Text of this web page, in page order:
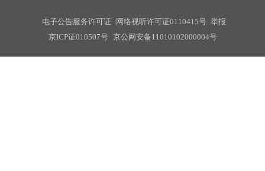
电子公告服务许可证 网络视听许可证0110415号 举报
京ICP证010507号 京公网安备11010102000004号